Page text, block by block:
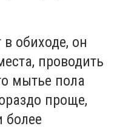
обиходе, он
проводить
мытье пола
проще,
более